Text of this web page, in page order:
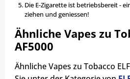
Die E-Zigarette ist betriebsbereit -
ziehen und geniessen!
Ähnliche Vapes zu
AF5000
Ähnliche Vapes zu Tobacco